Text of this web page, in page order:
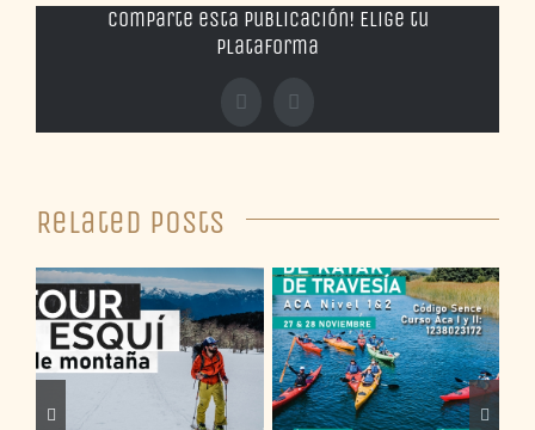
Comparte esta publicación! Elige tu
plataforma
Facebook
X
Related Posts